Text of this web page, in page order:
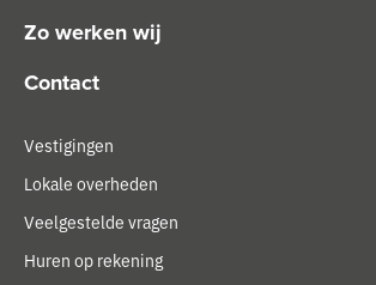
Zo werken wij
Contact
Vestigingen
Lokale overheden
Veelgestelde vragen
Huren op rekening